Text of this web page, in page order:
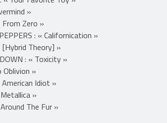
Meteora »
Your Favorite Toy »
»
Zero »
: « Californication »
Theory] »
: « Toxicity »
»
Idiot »